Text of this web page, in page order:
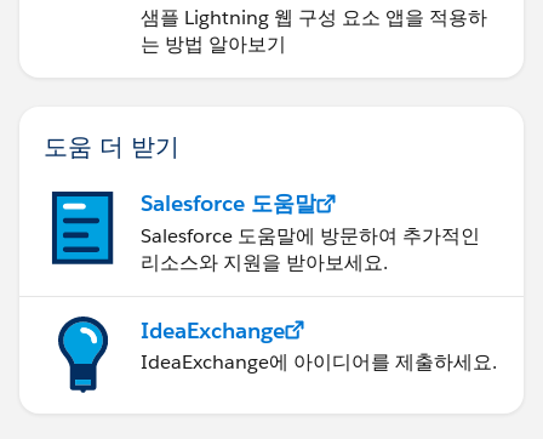
샘플 Lightning 웹 구성 요소 앱을 적용하
는 방법 알아보기
도움 더 받기
Salesforce 도움말
Salesforce 도움말에 방문하여 추가적인
리소스와 지원을 받아보세요.
IdeaExchange
IdeaExchange에 아이디어를 제출하세요.